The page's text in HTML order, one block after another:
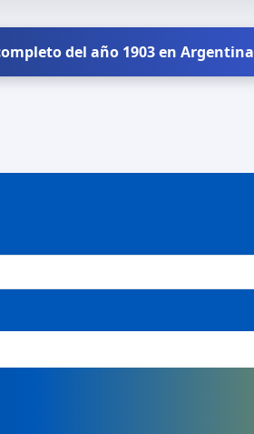
del año 1903 en Argentina